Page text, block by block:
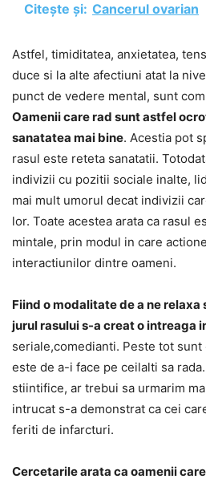
Citește și: Cancerul ovarian
Astfel, timiditatea, anxietatea,
duce si la alte afectiuni atat la
punct de vedere mental, sunt
Oamenii care rad sunt astfel
sanatatea mai bine. Acestia pot
rasul este reteta sanatatii.
indivizii cu pozitii sociale inalte,
mai mult umorul decat indivizii
lor. Toate acestea arata ca rasul
mintale, prin modul in care
interactiunilor dintre oameni.
Fiind o modalitate de a ne relaxa
jurul rasului s-a creat o intreaga
seriale,comedianti. Peste tot
este de a-i face pe ceilalti sa
stiintifice, ar trebui sa urmarim
intrucat s-a demonstrat ca cei
feriti de infarcturi.
Cercetarile arata ca oamenii